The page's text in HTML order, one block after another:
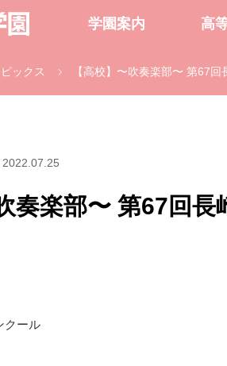
学園案内 高
ックス 【高校】〜吹奏楽部〜 第67
2022.07.25
奏楽部〜 第67回
クール